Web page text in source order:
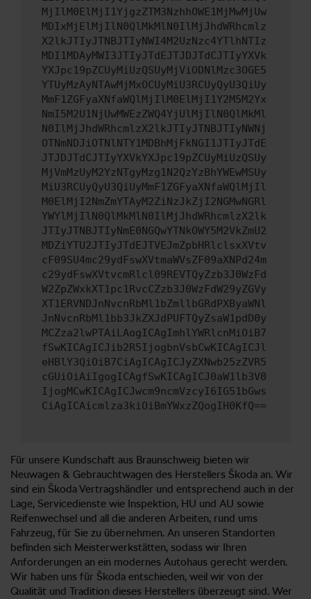
MjIlM0ElMjI1YjgzZTM3NzhhOWE1MjMwMjUw
MDIxMjElMjIlN0QlMkMlN0IlMjJhdWRhcmlz
X2lkJTIyJTNBJTIyNWI4M2UzNzc4YTlhNTIz
MDI1MDAyMWI3JTIyJTdEJTJDJTdCJTIyYXVk
YXJpc19pZCUyMiUzQSUyMjViODNlMzc3OGE5
YTUyMzAyNTAwMjMxOCUyMiU3RCUyQyU3QiUy
MmF1ZGFyaXNfaWQlMjIlM0ElMjI1Y2M5M2Yx
NmI5M2U1NjUwMWEzZWQ4YjUlMjIlN0QlMkMl
N0IlMjJhdWRhcmlzX2lkJTIyJTNBJTIyNWNj
OTNmNDJiOTNlNTY1MDBhMjFkNGI1JTIyJTdE
JTJDJTdCJTIyYXVkYXJpc19pZCUyMiUzQSUy
MjVmMzUyM2YzNTgyMzg1N2QzYzBhYWEwMSUy
MiU3RCUyQyU3QiUyMmF1ZGFyaXNfaWQlMjIl
M0ElMjI2NmZmYTAyM2ZiNzJkZjI2NGMwNGRl
YWYlMjIlN0QlMkMlN0IlMjJhdWRhcmlzX2lk
JTIyJTNBJTIyNmE0NGQwYTNkOWY5M2VkZmU2
MDZiYTU2JTIyJTdEJTVEJmZpbHRlclsxXVtv
cF09SU4mc29ydFswXVtmaWVsZF09aXNPd24m
c29ydFswXVtvcmRlcl09REVTQyZzb3J0WzFd
W2ZpZWxkXT1pc1RvcCZzb3J0WzFdW29yZGVy
XT1ERVNDJnNvcnRbMl1bZmllbGRdPXByaWNl
JnNvcnRbMl1bb3JkZXJdPUFTQyZsaW1pdD0y
MCZza2lwPTAiLAogICAgImhlYWRlcnMiOiB7
fSwKICAgICJib2R5IjogbnVsbCwKICAgICJl
eHBlY3QiOiB7CiAgICAgICJyZXNwb25zZVR5
cGUiOiAiIgogICAgfSwKICAgICJ0aW1lb3V0
IjogMCwKICAgICJwcm9ncmVzcyI6IG51bGws
CiAgICAicmlza3kiOiBmYWxzZQogIH0KfQ==
Für unsere Kundschaft aus Braunschweig bieten wir
Neuwagen & Gebrauchtwagen des Herstellers Škoda an. Wir
sind ein Škoda Vertragshändler und entsprechend auch in der
Lage, Servicedienste wie Inspektion, HU und AU sowie
Reifenwechsel und all die anderen Arbeiten, rund ums
Fahrzeug, für Sie zu übernehmen. An unseren Standorten
befinden sich Meisterwerkstätten, sodass wir Ihren
Anforderungen an ein modernes Autohaus gerecht werden.
Wir haben uns für Škoda entschieden, weil wir von der
Qualität und Tradition dieses Herstellers überzeugt sind. Wer